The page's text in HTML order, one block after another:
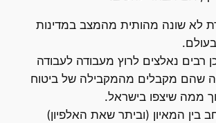
שונה מהותית מהמצב במדינות
נאלצים לרוץ מעבודה לעבודה
שהם מקבלים מהמקבילה של ביטוח
ממה שיצפו בישראל.
המאיון (וביתר שאת האלפיון)